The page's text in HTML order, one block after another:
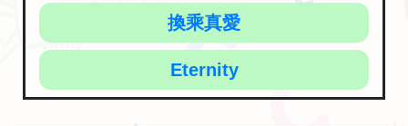
換乘真愛
Eternity